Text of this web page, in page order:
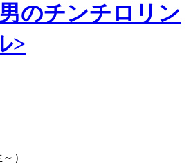
のチンチロリン
>
）